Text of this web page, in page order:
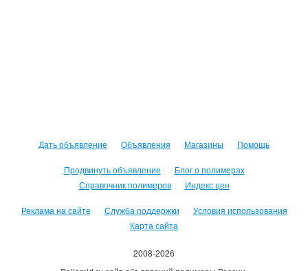
Дать объявление Объявления Магазины Помощь
Продвинуть объявление
Блог о полимерах
Справочник полимеров
Индекс цен
Реклама на сайте Служба поддержки
Условия использования
Карта сайта
2008-2026